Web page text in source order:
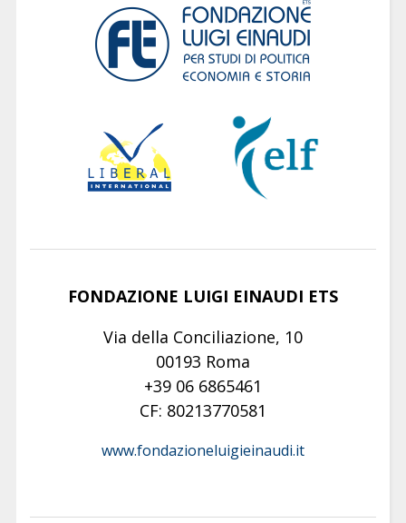
FONDAZIONE LUIGI EINAUDI ETS
Via della Conciliazione, 10
00193 Roma
+39 06 6865461
CF: 80213770581
www.fondazioneluigieinaudi.it